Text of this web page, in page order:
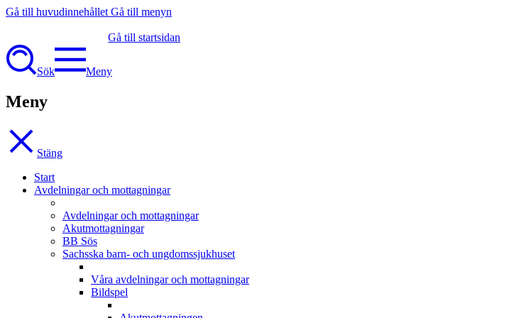
Gå till huvudinnehållet Gå till menyn
Gå till startsidan
Sök Meny
Meny
Stäng
Start
Avdelningar och mottagningar
Avdelningar och mottagningar
Akutmottagningar
BB Sös
Sachsska barn- och ungdomssjukhuset
Våra avdelningar och mottagningar
Bildspel